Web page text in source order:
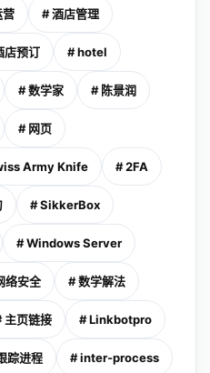
营 # 酒店管理
店预订 # hotel
# 数学家 # 陈景润
# 网页
Army Knife # 2FA
# SikkerBox
# Windows Server
络安全 # 数学解法
主页链接 # Linkbotpro
踪进程 # inter-process